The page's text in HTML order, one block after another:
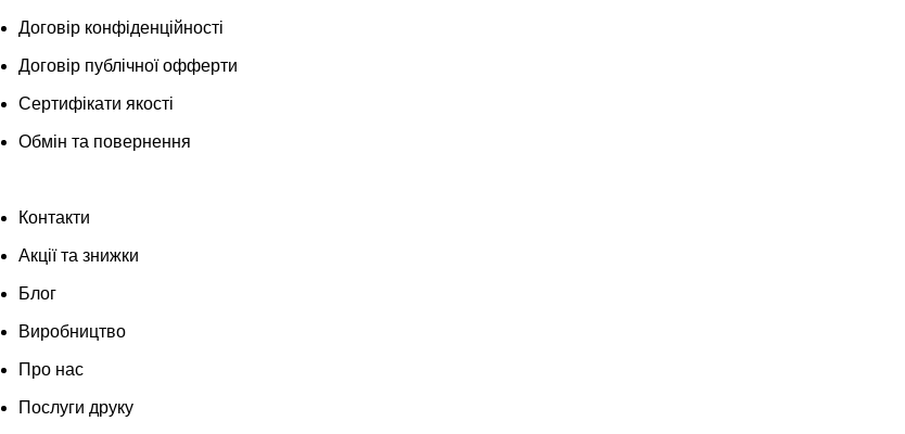
Договір конфіденційності
Договір публічної офферти
Сертифікати якості
Обмін та повернення
Контакти
Акції та знижки
Блог
Виробництво
Про нас
Послуги друку